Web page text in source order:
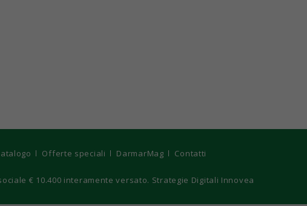
Offerte speciali DarmarMag Contatti
€ 10.400 interamente versato. Strategie Digitali Innovea